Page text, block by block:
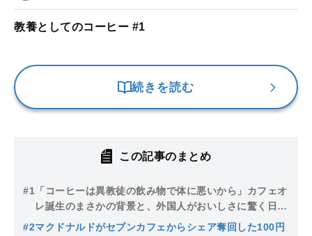
教養としてのコーヒー #1
続きを読む
この記事のまとめ
#1 「コーヒーは異教徒の飲み物で体に悪いから」カフェオ
レ誕生のまさかの背景と、外国人がおいしさに驚く日本
のドリップコーヒー
#2マクドナルドがセブンカフェからシェア奪回した100円